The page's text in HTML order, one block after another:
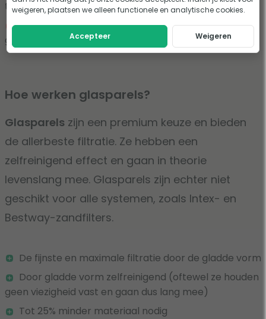
te werk gaan
Wat hoger in aanschafprijs in vergelijking met
gewoon filterglas
Hoe werken glasparels?
Glasparels zijn een premium keuze en bieden
de allerbeste filtratie. Ze hebben een
zelfreinigend effect en gaan in theorie
levenslang mee. Glasparels zijn echter niet
geschikt voor alle systemen, zoals Intex- en
Bestway-zandfilters.
De fijnste en maximale filtratie door de gladde vorm
Door gladde vorm zelfreinigend (oftewel ze houden
geen viezigheid vast en gaan dus lang mee)
Tot 25% minder materiaal nodig
weigeren, plaatsen we alleen functionele en analytische cookies.
Accepteer Weigeren